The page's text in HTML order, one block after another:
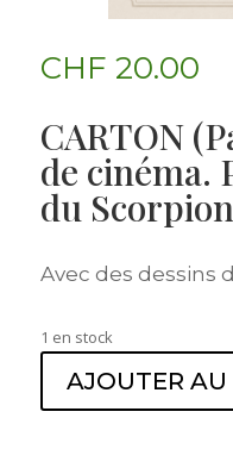
CHF 20.00
CARTON
de cinéma.
du
Avec des dessins
1 en stock
AJOUTER AU